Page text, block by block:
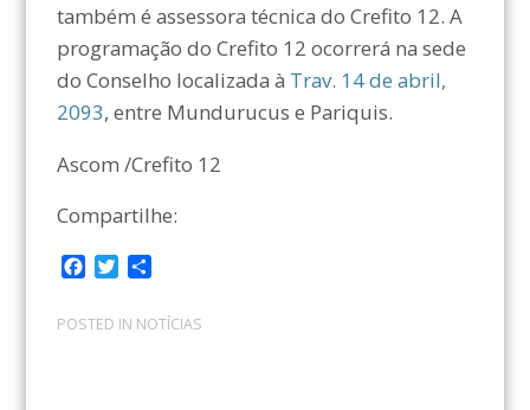
também é assessora técnica do Crefito 12. A
programação do Crefito 12 ocorrerá na sede
do Conselho localizada à Trav. 14 de abril,
2093, entre Mundurucus e Pariquis.
Ascom /Crefito 12
Compartilhe:
c
e
i
t
m
p
POSTED IN NOTÍCIAS